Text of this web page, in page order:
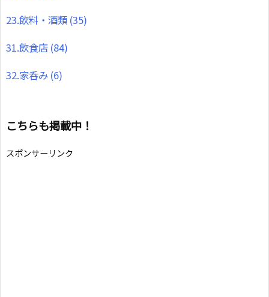
23.飲料・酒類 (35)
31.飲食店 (84)
32.家呑み (6)
こちらも掲載中！
スポンサーリンク